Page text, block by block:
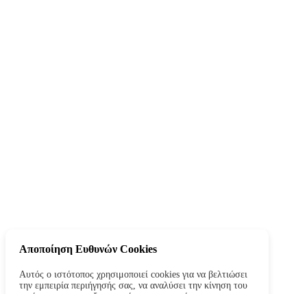
Αποποίηση Ευθυνών Cookies
Αυτός ο ιστότοπος χρησιμοποιεί cookies για να βελτιώσει
την εμπειρία περιήγησής σας, να αναλύσει την κίνηση του